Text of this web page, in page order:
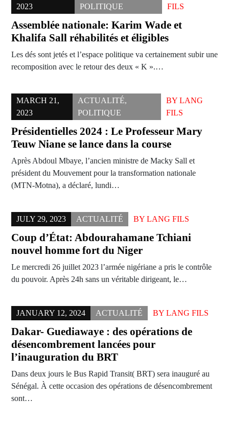
2023
POLITIQUE
FILS
Assemblée nationale: Karim Wade et
Khalifa Sall réhabilités et éligibles
Les dés sont jetés et l’espace politique va certainement subir une
recomposition avec le retour des deux « K ».…
MARCH 21,
2023
ACTUALITÉ,
POLITIQUE
BYLANG
FILS
Présidentielles 2024 : Le Professeur Mary
Teuw Niane se lance dans la course
Après Abdoul Mbaye, l’ancien ministre de Macky Sall et
président du Mouvement pour la transformation nationale
(MTN-Motna), a déclaré, lundi…
JULY 29, 2023 ACTUALITÉ BY LANG FILS
Coup d’État: Abdourahamane Tchiani
nouvel homme fort du Niger
Le mercredi 26 juillet 2023 l’armée nigériane a pris le contrôle
du pouvoir. Après 24h sans un véritable dirigeant, le…
JANUARY 12, 2024 ACTUALITÉ BY LANG FILS
Dakar- Guediawaye : des opérations de
désencombrement lancées pour
l’inauguration du BRT
Dans deux jours le Bus Rapid Transit( BRT) sera inauguré au
Sénégal. À cette occasion des opérations de désencombrement
sont…